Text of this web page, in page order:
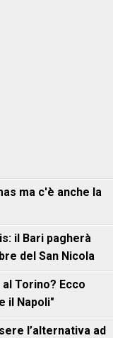
ma c'è anche la
il Bari pagherà
del San Nicola
Torino? Ecco
il Napoli"
l’alternativa ad